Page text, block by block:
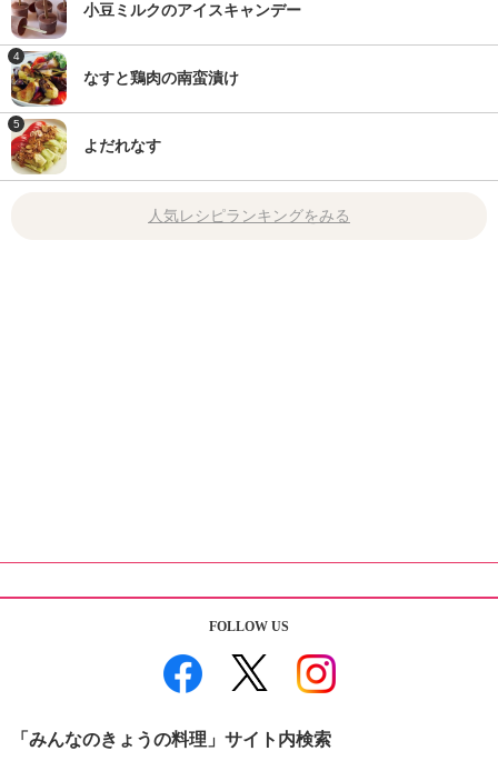
小豆ミルクのアイスキャンデー
4
なすと鶏肉の南蛮漬け
5
よだれなす
人気レシピランキングをみる
FOLLOW US
「みんなのきょうの料理」サイト内検索